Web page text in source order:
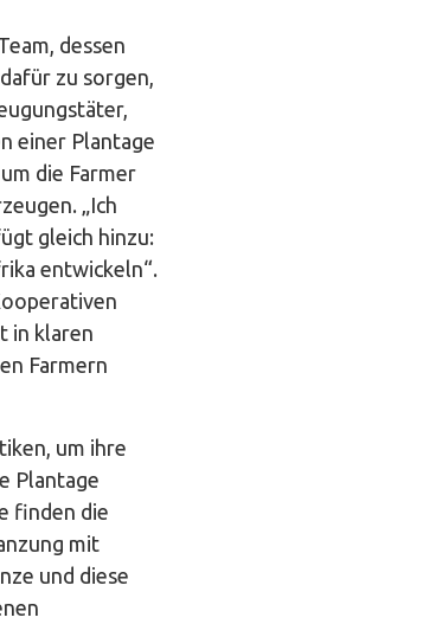
dessen
zu sorgen,
einer Plantage
die Farmer
„Ich
gleich hinzu:
entwickeln“.
in klaren
Farmern
um ihre
Plantage
finden die
mit
und diese